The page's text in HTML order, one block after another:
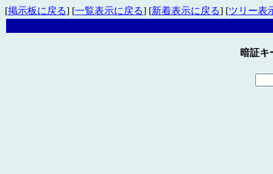
[掲示板に戻る] [一覧表示に戻る] [新着表示に戻る] [ツリー表
暗証キ